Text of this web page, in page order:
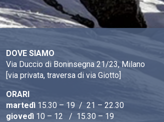
DOVE SIAMO
Via Duccio di Boninsegna 21/23, Milano
[via privata, traversa di via Giotto]
ORARI
martedì 15.30 – 19 / 21 – 22.30
giovedì 10 – 12 / 15.30 – 19